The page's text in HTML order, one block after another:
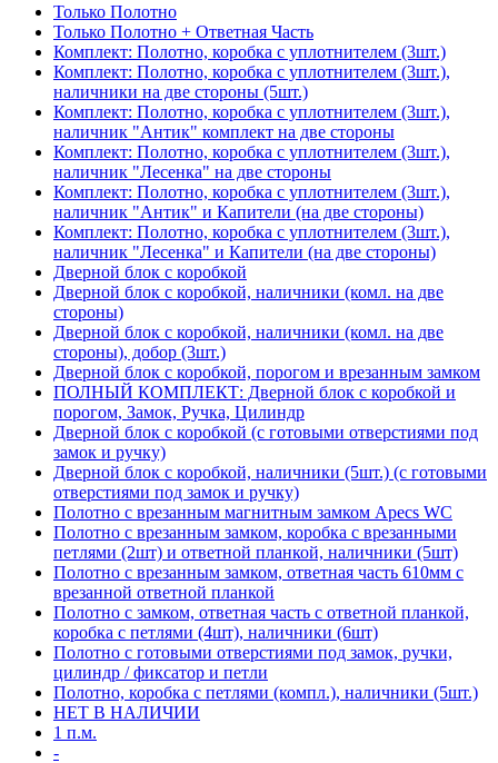
Только Полотно
Только Полотно + Ответная Часть
Комплект: Полотно, коробка с уплотнителем (3шт.)
Комплект: Полотно, коробка с уплотнителем (3шт.),
наличники на две стороны (5шт.)
Комплект: Полотно, коробка с уплотнителем (3шт.),
наличник "Антик" комплект на две стороны
Комплект: Полотно, коробка с уплотнителем (3шт.),
наличник "Лесенка" на две стороны
Комплект: Полотно, коробка с уплотнителем (3шт.),
наличник "Антик" и Капители (на две стороны)
Комплект: Полотно, коробка с уплотнителем (3шт.),
наличник "Лесенка" и Капители (на две стороны)
Дверной блок с коробкой
Дверной блок с коробкой, наличники (комл. на две
стороны)
Дверной блок с коробкой, наличники (комл. на две
стороны), добор (3шт.)
Дверной блок с коробкой, порогом и врезанным замком
ПОЛНЫЙ КОМПЛЕКТ: Дверной блок с коробкой и
порогом, Замок, Ручка, Цилиндр
Дверной блок с коробкой (с готовыми отверстиями под
замок и ручку)
Дверной блок с коробкой, наличники (5шт.) (с готовыми
отверстиями под замок и ручку)
Полотно с врезанным магнитным замком Apecs WC
Полотно с врезанным замком, коробка с врезанными
петлями (2шт) и ответной планкой, наличники (5шт)
Полотно с врезанным замком, ответная часть 610мм с
врезанной ответной планкой
Полотно с замком, ответная часть с ответной планкой,
коробка с петлями (4шт), наличники (6шт)
Полотно с готовыми отверстиями под замок, ручки,
цилиндр / фиксатор и петли
Полотно, коробка с петлями (компл.), наличники (5шт.)
НЕТ В НАЛИЧИИ
1 п.м.
-